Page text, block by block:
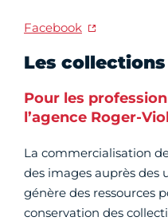
Facebook
Les
Pour les
l’agence Roger-
La commercialisation
des images auprès des
génère des ressources
conservation des